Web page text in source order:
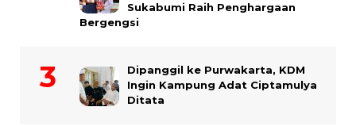
Sukabumi Raih Penghargaan
Bergengsi
Dipanggil ke Purwakarta, KDM
Ingin Kampung Adat Ciptamulya
Ditata